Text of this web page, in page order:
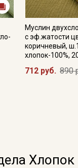
Муслин
с эф.жатости
коричневый,
хлопок-100%,
712 руб. 890
Хлопок